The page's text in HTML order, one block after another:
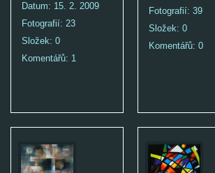
Datum: 15. 2. 2009
Fotografií: 23
Složek: 0
Komentářů: 1
Fotografií: 39
Složek: 0
Komentářů: 0